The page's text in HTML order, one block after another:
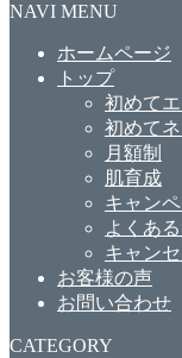
NAVI MENU
ホームページ
トップ
初めて
初めて
月額制
肌育成
キャン
よくあ
キャン
お客様の声
お問い合わせ
CATEGORY